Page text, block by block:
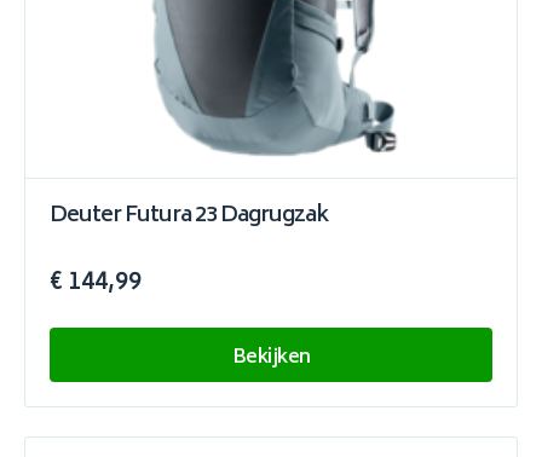
Deuter Futura 23 Dagrugzak
€ 144,99
Bekijken